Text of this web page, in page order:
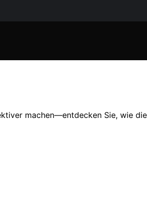
machen—entdecken Sie, wie